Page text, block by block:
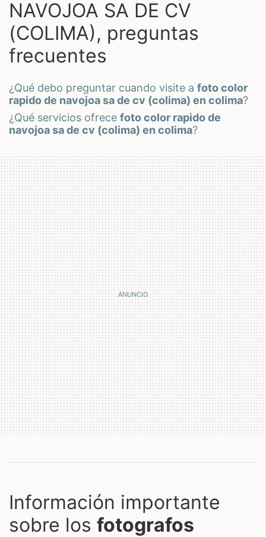
NAVOJOA SA DE CV
(COLIMA), preguntas
frecuentes
¿qué debo preguntar cuando visite a foto color
rapido de navojoa sa de cv (colima) en colima?
¿qué servicios ofrece foto color rapido de
navojoa sa de cv (colima) en colima?
Información importante
sobre los fotografos